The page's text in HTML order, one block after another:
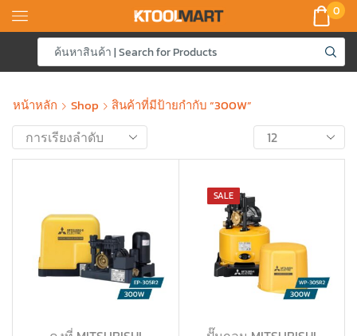
0
หน้าหลัก Shop สินค้าที่มีป้ายกำกับ “300W”
SALE